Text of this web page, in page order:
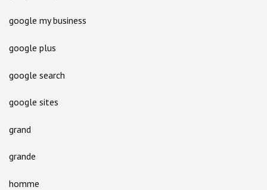
google my business
google plus
google search
google sites
grand
grande
homme